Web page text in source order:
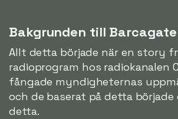
Bakgrunden till Barcagate
Allt detta började när en story
radioprogram hos radiokanalen
fångade myndigheternas
och de baserat på detta började
detta.